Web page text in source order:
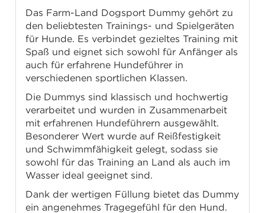
Das Farm-Land Dogsport Dummy gehört zu
den beliebtesten Trainings- und Spielgeräten
für Hunde. Es verbindet gezieltes Training mit
Spaß und eignet sich sowohl für Anfänger als
auch für erfahrene Hundeführer in
verschiedenen sportlichen Klassen.
Die Dummys sind klassisch und hochwertig
verarbeitet und wurden in Zusammenarbeit
mit erfahrenen Hundeführern ausgewählt.
Besonderer Wert wurde auf Reißfestigkeit
und Schwimmfähigkeit gelegt, sodass sie
sowohl für das Training an Land als auch im
Wasser ideal geeignet sind.
Dank der wertigen Füllung bietet das Dummy
ein angenehmes Tragegefühl für den Hund.